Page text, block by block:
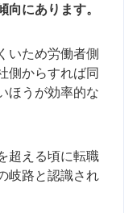
にあります。
いため労働者側
側からすれば同
ほうが効率的な
超える頃に転職
岐路と認識され